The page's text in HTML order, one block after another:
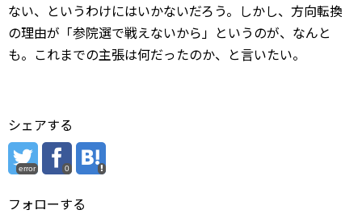
ない、というわけにはいかないだろう。しかし、方向転換
の理由が「参院選で戦えないから」というのが、なんと
も。これまでの主張は何だったのか、と言いたい。
シェアする
error 0
フォローする